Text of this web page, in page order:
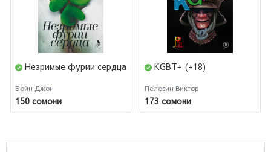
Незримые фурии сердца
Бойн Джон
150 сомони
KGBT+ (+18)
Пелевин Виктор
173 сомони